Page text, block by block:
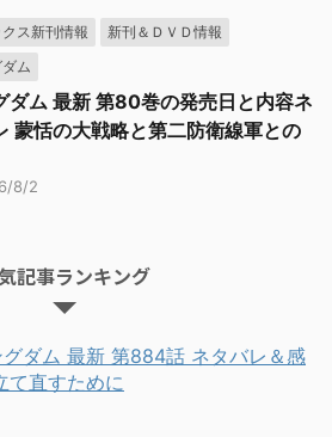
クス新刊情報
新刊＆ＤＶＤ情報
ム
ダム 最新 第80巻の発売日と内容ネ
蒙恬の大戦略と第二防衛線軍との
8/2
記事ランキング
グダム 最新 第884話 ネタバレ＆感
て直すために